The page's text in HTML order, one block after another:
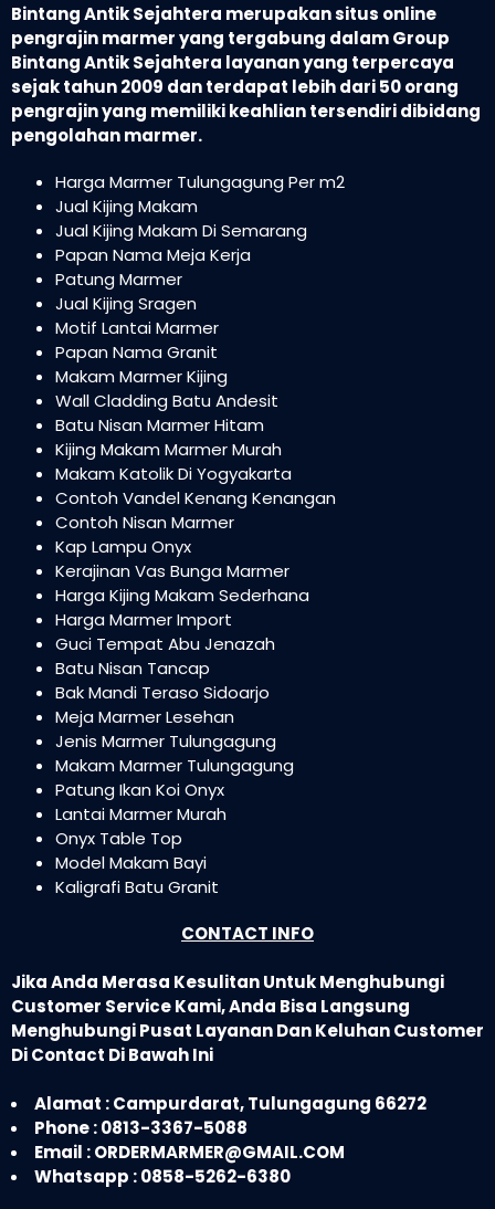
Bintang Antik Sejahtera merupakan situs online
pengrajin marmer yang tergabung dalam Group
Bintang Antik Sejahtera layanan yang terpercaya
sejak tahun 2009 dan terdapat lebih dari 50 orang
pengrajin yang memiliki keahlian tersendiri dibidang
pengolahan marmer.
Harga Marmer Tulungagung Per m2
Jual Kijing Makam
Jual Kijing Makam Di Semarang
Papan Nama Meja Kerja
Patung Marmer
Jual Kijing Sragen
Motif Lantai Marmer
Papan Nama Granit
Makam Marmer Kijing
Wall Cladding Batu Andesit
Batu Nisan Marmer Hitam
Kijing Makam Marmer Murah
Makam Katolik Di Yogyakarta
Contoh Vandel Kenang Kenangan
Contoh Nisan Marmer
Kap Lampu Onyx
Kerajinan Vas Bunga Marmer
Harga Kijing Makam Sederhana
Harga Marmer Import
Guci Tempat Abu Jenazah
Batu Nisan Tancap
Bak Mandi Teraso Sidoarjo
Meja Marmer Lesehan
Jenis Marmer Tulungagung
Makam Marmer Tulungagung
Patung Ikan Koi Onyx
Lantai Marmer Murah
Onyx Table Top
Model Makam Bayi
Kaligrafi Batu Granit
CONTACT INFO
Jika Anda Merasa Kesulitan Untuk Menghubungi
Customer Service Kami, Anda Bisa Langsung
Menghubungi Pusat Layanan Dan Keluhan Customer
Di Contact Di Bawah Ini
Alamat : Campurdarat, Tulungagung 66272
Phone : 0813-3367-5088
Email : ORDERMARMER@GMAIL.COM
Whatsapp : 0858-5262-6380